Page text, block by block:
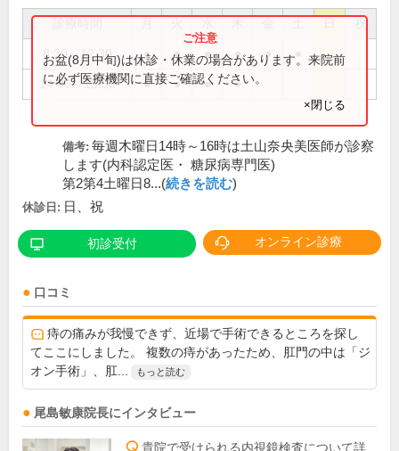
祝
8:30～12:30 ● ● ● ● ●
14:00～18:30 ● ● ● ●
お盆(8月中旬)は休診・休業の場合があります。来院前
に必ず医療機関に直接ご確認ください。
×閉じる
備考: 毎週木曜日14時～16時は土山奈央美医師が診察
します(内科認定医・ 糖尿病専門医)
第2第4土曜日8...(続きを読む)
休診日: 日、祝
初診受付 オンライン診療
口コミ
痔の痛みが我慢できず、近場で手術できるところを探し
てここにしました。 複数の痔があったため、肛門の中は「ジ
オン手術」、肛...
もっと読む
尾島敏康院長にインタビュー
貴院で受けられる内視鏡検査について詳